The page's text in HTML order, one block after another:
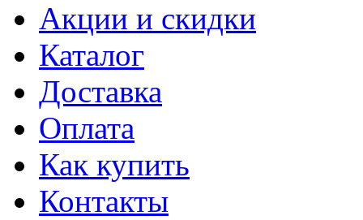
Акции и скидки
Каталог
Доставка
Оплата
Как купить
Контакты